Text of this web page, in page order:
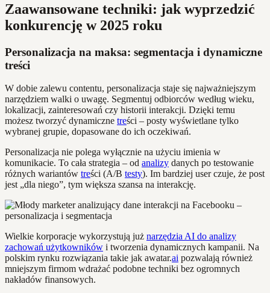
Zaawansowane techniki: jak wyprzedzić
konkurencję w 2025 roku
Personalizacja na maksa: segmentacja i dynamiczne
treści
W dobie zalewu contentu, personalizacja staje się najważniejszym
narzędziem walki o uwagę. Segmentuj odbiorców według wieku,
lokalizacji, zainteresowań czy historii interakcji. Dzięki temu
możesz tworzyć dynamiczne treści – posty wyświetlane tylko
wybranej grupie, dopasowane do ich oczekiwań.
Personalizacja nie polega wyłącznie na użyciu imienia w
komunikacie. To cała strategia – od analizy danych po testowanie
różnych wariantów treści (A/B testy). Im bardziej user czuje, że post
jest „dla niego”, tym większa szansa na interakcję.
Wielkie korporacje wykorzystują już narzędzia AI do analizy
zachowań użytkowników i tworzenia dynamicznych kampanii. Na
polskim rynku rozwiązania takie jak awatar.ai pozwalają również
mniejszym firmom wdrażać podobne techniki bez ogromnych
nakładów finansowych.